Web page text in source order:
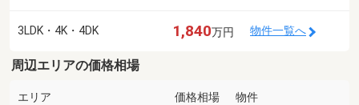
3LDK・4K・4DK 1,840万円 物件一覧へ
周辺エリアの価格相場
エリア 価格相場 物件